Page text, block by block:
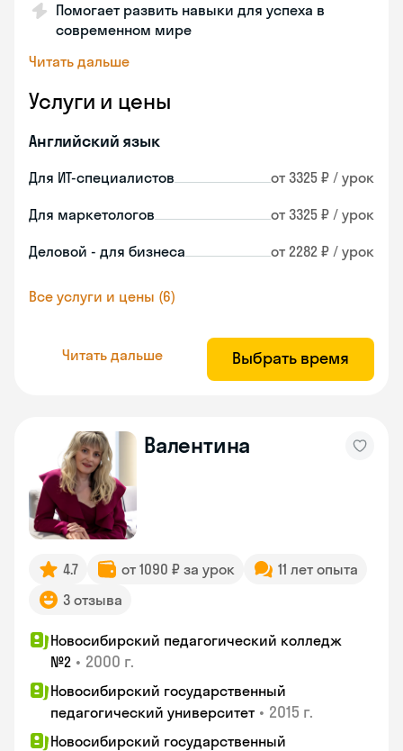
Помогает развить навыки для успеха в
современном мире
Читать дальше
Услуги и цены
Английский язык
Для ИТ-специалистов от 3325 ₽ / урок
Для маркетологов от 3325 ₽ / урок
Деловой - для бизнеса от 2282 ₽ / урок
Все услуги и цены (6)
Читать дальше Выбрать время
Валентина
4.7 от 1090 ₽ за урок
11 лет опыта
3 отзыва
Новосибирский педагогический колледж
№2 • 2000 г.
Новосибирский государственный
педагогический университет • 2015 г.
Новосибирский государственный